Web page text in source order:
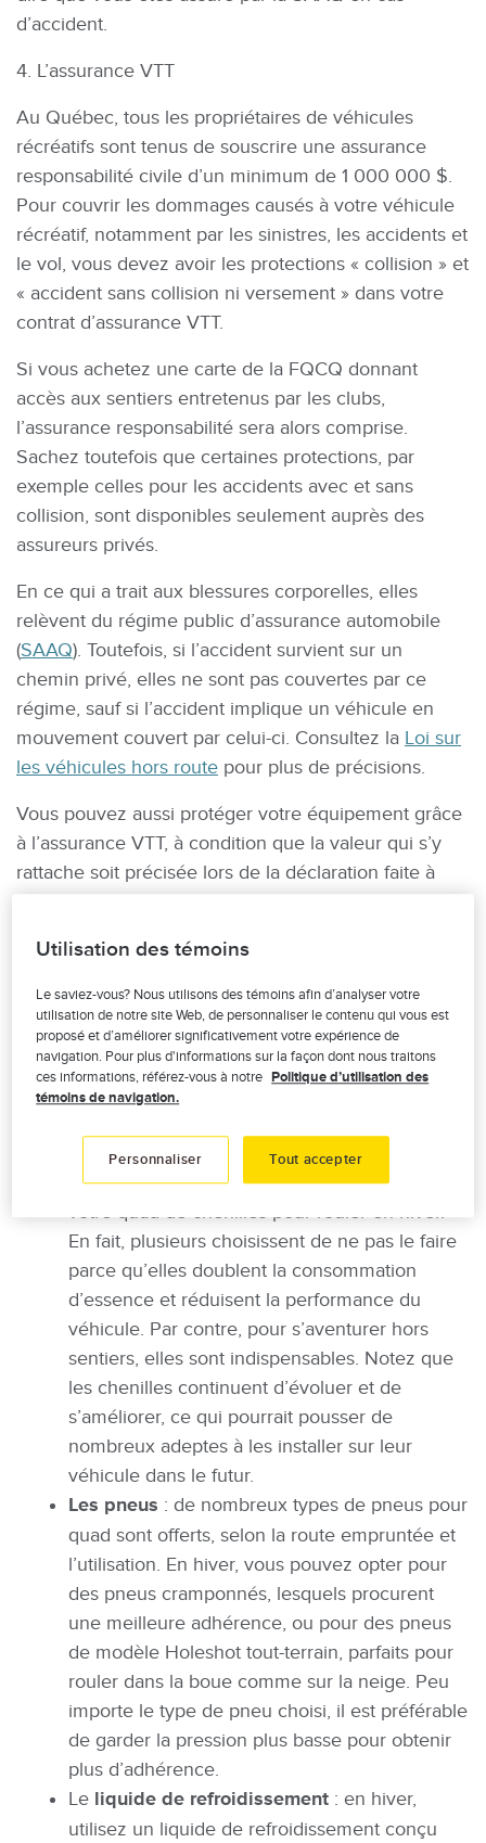
d’accident.
4. L’assurance VTT
Au Québec, tous les propriétaires de véhicules
récréatifs sont tenus de souscrire une assurance
responsabilité civile d’un minimum de 1 000 000 $.
Pour couvrir les dommages causés à votre véhicule
récréatif, notamment par les sinistres, les accidents et
le vol, vous devez avoir les protections « collision » et
« accident sans collision ni versement » dans votre
contrat d’assurance VTT.
Si vous achetez une carte de la FQCQ donnant
accès aux sentiers entretenus par les clubs,
l’assurance responsabilité sera alors comprise.
Sachez toutefois que certaines protections, par
exemple celles pour les accidents avec et sans
collision, sont disponibles seulement auprès des
assureurs privés.
En ce qui a trait aux blessures corporelles, elles
relèvent du régime public d’assurance automobile
(SAAQ). Toutefois, si l’accident survient sur un
chemin privé, elles ne sont pas couvertes par ce
régime, sauf si l’accident implique un véhicule en
mouvement couvert par celui-ci. Consultez la Loi sur
les véhicules hors route pour plus de précisions.
Vous pouvez aussi protéger votre équipement grâce
à l’assurance VTT, à condition que la valeur qui s’y
rattache soit précisée lors de la déclaration faite à
Le quad en hiver
1. L’équipement
Pour rouler sur la neige, votre quad devrait subir une
petite transformation hivernale. Voici quelques
éléments à considérer pour profiter au maximum de
votre VTT en hiver :
Les chenilles: il n’est pas nécessaire d’équiper
votre quad de chenilles pour rouler en hiver.
En fait, plusieurs choisissent de ne pas le faire
parce qu’elles doublent la consommation
d’essence et réduisent la performance du
véhicule. Par contre, pour s’aventurer hors
sentiers, elles sont indispensables. Notez que
les chenilles continuent d’évoluer et de
s’améliorer, ce qui pourrait pousser de
nombreux adeptes à les installer sur leur
véhicule dans le futur.
Les pneus : de nombreux types de pneus pour
quad sont offerts, selon la route empruntée et
l’utilisation. En hiver, vous pouvez opter pour
des pneus cramponnés, lesquels procurent
une meilleure adhérence, ou pour des pneus
de modèle Holeshot tout-terrain, parfaits pour
rouler dans la boue comme sur la neige. Peu
importe le type de pneu choisi, il est préférable
de garder la pression plus basse pour obtenir
plus d’adhérence.
Le liquide de refroidissement : en hiver,
utilisez un liquide de refroidissement conçu
Utilisation des témoins
Le saviez-vous? Nous utilisons des témoins afin d’analyser votre
utilisation de notre site Web, de personnaliser le contenu qui vous est
proposé et d’améliorer significativement votre expérience de
navigation. Pour plus d'informations sur la façon dont nous traitons
ces informations, référez-vous à notre Politique d’utilisation des
témoins de navigation.
Personnaliser Tout accepter